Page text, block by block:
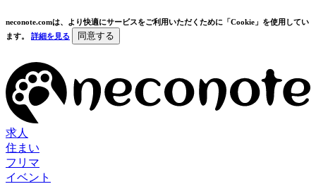
neconote.comは、より快適にサービスをご利用いただくために「Cookie」を使用してい
ます。 詳細を見る 同意する
求人
住まい
フリマ
イベント